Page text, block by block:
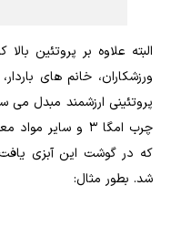
البته علاوه بر پروتئین
ورزشکاران، خانم های
پروتئینی ارزشمند مبدل می
چرب امگا ۳ و
که در گوشت این آبزی
شد. بطور مثال: